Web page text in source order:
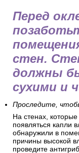
Перед
стен.
должны
сухими и
Проследите,
На стенах,
появляться капли
обнаружили в
причины высокой
проведите